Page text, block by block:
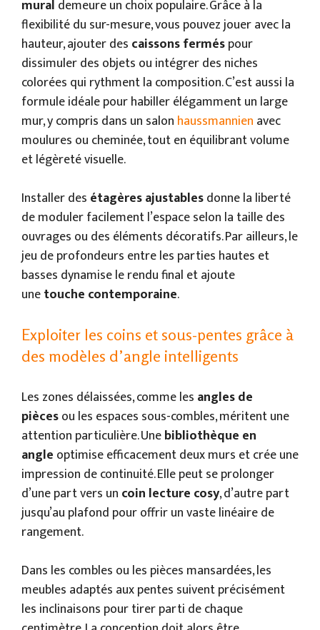
mural demeure un choix populaire. Grâce à la
flexibilité du sur-mesure, vous pouvez jouer avec la
hauteur, ajouter des caissons ferméspour
dissimuler des objets ou intégrer des niches
colorées qui rythment la composition. C’est aussi la
formule idéale pour habiller élégamment un large
mur, y compris dans un salon haussmannien avec
moulures ou cheminée, tout en équilibrant volume
et légèreté visuelle.
Installer des étagères ajustablesdonne la liberté
de moduler facilement l’espace selon la taille des
ouvrages ou des éléments décoratifs. Par ailleurs, le
jeu de profondeurs entre les parties hautes et
basses dynamise le rendu final et ajoute
unetouche contemporaine.
Exploiter les coins et sous-pentes grâce à
des modèles d’angle intelligents
Les zones délaissées, comme les angles de
piècesou les espaces sous-combles, méritent une
attention particulière. Unebibliothèque en
angle optimise efficacement deux murs et crée une
impression de continuité. Elle peut se prolonger
d’une part vers un coin lecture cosy, d’autre part
jusqu’au plafond pour offrir un vaste linéaire de
rangement.
Dans les combles ou les pièces mansardées, les
meubles adaptés aux pentes suivent précisément
les inclinaisons pour tirer parti de chaque